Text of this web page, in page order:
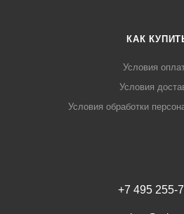
КАК
Условия
Условия
Условия обработки
+7 495 255-